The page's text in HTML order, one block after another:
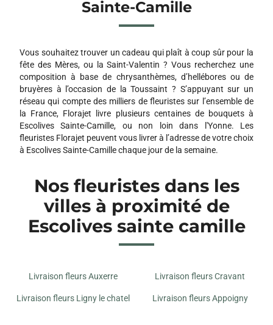
Sainte-Camille
Vous souhaitez trouver un cadeau qui plaît à coup sûr pour la
fête des Mères, ou la Saint-Valentin ? Vous recherchez une
composition à base de chrysanthèmes, d’hellébores ou de
bruyères à l’occasion de la Toussaint ? S’appuyant sur un
réseau qui compte des milliers de fleuristes sur l’ensemble de
la France, Florajet livre plusieurs centaines de bouquets à
Escolives Sainte-Camille, ou non loin dans l'Yonne. Les
fleuristes Florajet peuvent vous livrer à l’adresse de votre choix
à Escolives Sainte-Camille chaque jour de la semaine.
Nos fleuristes dans les
villes à proximité de
Escolives sainte camille
Livraison fleurs Auxerre Livraison fleurs Cravant
Livraison fleurs Ligny le chatel Livraison fleurs Appoigny